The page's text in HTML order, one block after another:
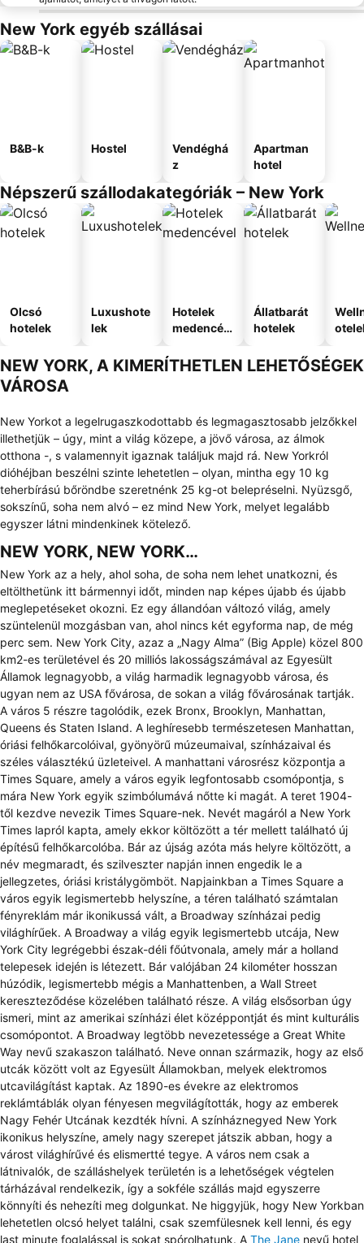
New York egyéb szállásai
B&B-k Hostel
Vendéghá
z
Apartman
hotel
Népszerű szállodakategóriák – New York
Olcsó
hotelek
Luxushote
lek
Hotelek
medencév
Állatbarát
hotelek
NEW YORK, A KIMERÍTHETLEN LEHETŐSÉGEK
VÁROSA
New Yorkot a legelrugaszkodottabb és legmagasztosabb jelzőkkel
illethetjük – úgy, mint a világ közepe, a jövő városa, az álmok
otthona -, s valamennyit igaznak találjuk majd rá. New Yorkról
dióhéjban beszélni szinte lehetetlen – olyan, mintha egy 10 kg
teherbírású bőröndbe szeretnénk 25 kg-ot belepréselni. Nyüzsgő,
sokszínű, soha nem alvó – ez mind New York, melyet legalább
egyszer látni mindenkinek kötelező.
NEW YORK, NEW YORK…
New York az a hely, ahol soha, de soha nem lehet unatkozni, és
eltölthetünk itt bármennyi időt, minden nap képes újabb és újabb
meglepetéseket okozni. Ez egy állandóan változó világ, amely
szüntelenül mozgásban van, ahol nincs két egyforma nap, de még
perc sem. New York City, azaz a „Nagy Alma” (Big Apple) közel 800
km2-es területével és 20 milliós lakosságszámával az Egyesült
Államok legnagyobb, a világ harmadik legnagyobb városa, és
ugyan nem az USA fővárosa, de sokan a világ fővárosának tartják.
A város 5 részre tagolódik, ezek Bronx, Brooklyn, Manhattan,
Queens és Staten Island. A leghíresebb természetesen Manhattan,
óriási felhőkarcolóival, gyönyörű múzeumaival, színházaival és
széles választékú üzleteivel. A manhattani városrész központja a
Times Square, amely a város egyik legfontosabb csomópontja, s
mára New York egyik szimbólumává nőtte ki magát. A teret 1904-
től kezdve nevezik Times Square-nek. Nevét magáról a New York
Times lapról kapta, amely ekkor költözött a tér mellett található új
építésű felhőkarcolóba. Bár az újság azóta más helyre költözött, a
név megmaradt, és szilveszter napján innen engedik le a
jellegzetes, óriási kristálygömböt. Napjainkban a Times Square a
város egyik legismertebb helyszíne, a téren található számtalan
fényreklám már ikonikussá vált, a Broadway színházai pedig
világhírűek. A Broadway a világ egyik legismertebb utcája, New
York City legrégebbi észak-déli főútvonala, amely már a holland
telepesek idején is létezett. Bár valójában 24 kilométer hosszan
húzódik, legismertebb mégis a Manhattenben, a Wall Street
kereszteződése közelében található része. A világ elsősorban úgy
ismeri, mint az amerikai színházi élet középpontját és mint kulturális
csomópontot. A Broadway legtöbb nevezetessége a Great White
Way nevű szakaszon található. Neve onnan származik, hogy az első
utcák között volt az Egyesült Államokban, melyek elektromos
utcavilágítást kaptak. Az 1890-es évekre az elektromos
reklámtáblák olyan fényesen megvilágították, hogy az emberek
Nagy Fehér Utcának kezdték hívni. A színháznegyed New York
ikonikus helyszíne, amely nagy szerepet játszik abban, hogy a
várost világhírűvé és elismertté tegye. A város nem csak a
látnivalók, de szálláshelyek területén is a lehetőségek végtelen
tárházával rendelkezik, így a sokféle szállás majd egyszerre
könnyíti és nehezíti meg dolgunkat. Ne higgyjük, hogy New Yorkban
lehetetlen olcsó helyet találni, csak szemfülesnek kell lenni, és egy
last minute foglalással is sokat spórolhatunk. A The Jane nevű hotel